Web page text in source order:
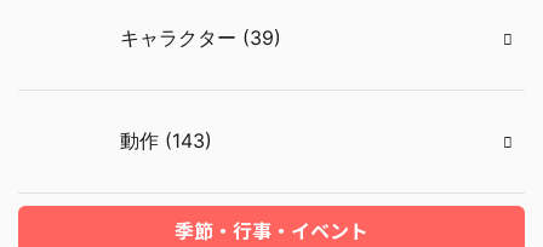
キャラクター (39)
動作 (143)
季節・行事・イベント